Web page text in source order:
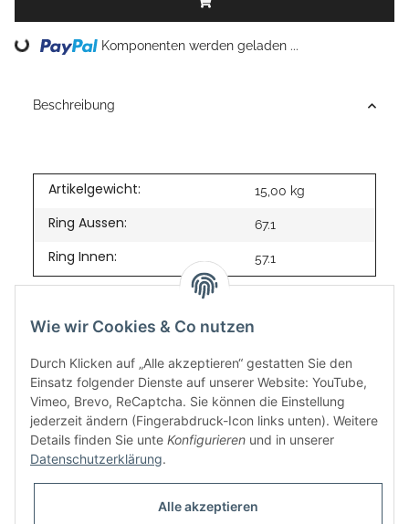
Loading... Komponenten werden geladen ...
Beschreibung
Artikelgewicht: 15,00 kg
Ring Aussen: 67.1
Ring Innen: 57.1
Wie wir Cookies & Co nutzen
Durch Klicken auf „Alle akzeptieren“ gestatten Sie den
Einsatz folgender Dienste auf unserer Website: YouTube,
Vimeo, Brevo, ReCaptcha. Sie können die Einstellung
jederzeit ändern (Fingerabdruck-Icon links unten). Weitere
Details finden Sie unte Konfigurieren und in unserer
Datenschutzerklärung.
Alle akzeptieren